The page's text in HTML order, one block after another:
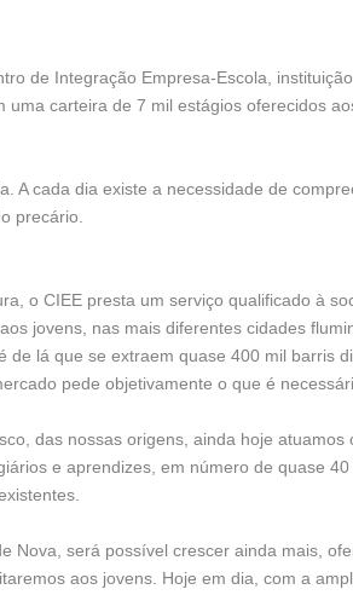
de Integração Empresa-Escola,
carteira de 7 mil estágios oferecidos
A cada dia existe a necessidade de
precário.
o CIEE presta um serviço qualificado à
jovens, nas mais diferentes cidades
lá que se extraem quase 400 mil barris
pede objetivamente o que é
das nossas origens, ainda hoje atuamos
e aprendizes, em número de quase
Nova, será possível crescer ainda mais,
aos jovens. Hoje em dia, com a